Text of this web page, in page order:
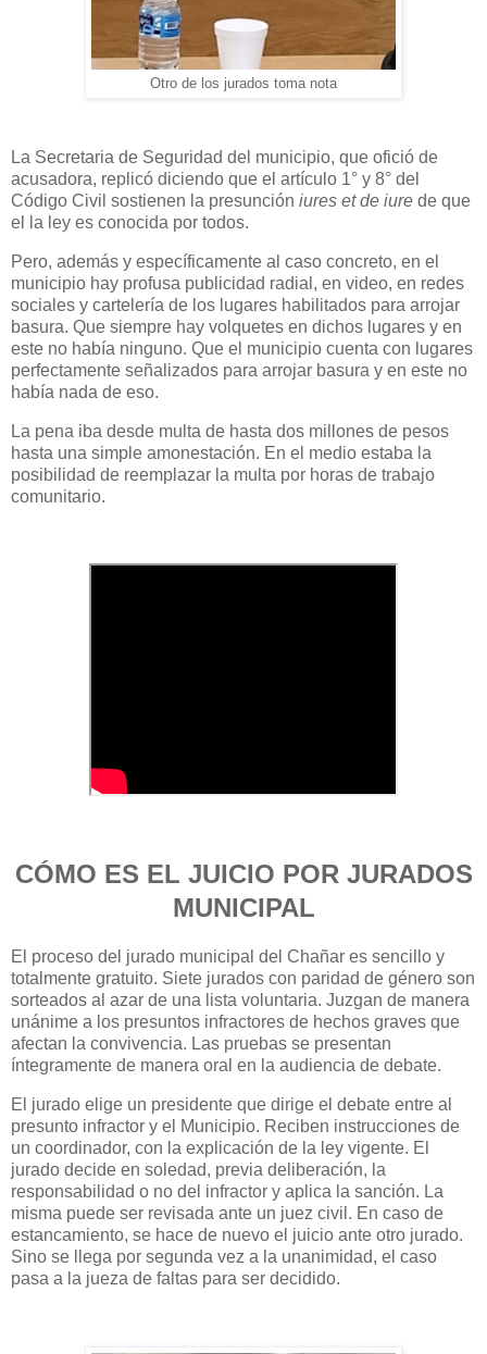
Otro de los jurados toma nota
La Secretaria de Seguridad del municipio, que ofició de
acusadora, replicó diciendo que el artículo 1° y 8° del
Código Civil sostienen la presunción iures et de iure de que
el la ley es conocida por todos.
Pero, además y específicamente al caso concreto, en el
municipio hay profusa publicidad radial, en video, en redes
sociales y cartelería de los lugares habilitados para arrojar
basura. Que siempre hay volquetes en dichos lugares y en
este no había ninguno. Que el municipio cuenta con lugares
perfectamente señalizados para arrojar basura y en este no
había nada de eso.
La pena iba desde multa de hasta dos millones de pesos
hasta una simple amonestación. En el medio estaba la
posibilidad de reemplazar la multa por horas de trabajo
comunitario.
CÓMO ES EL JUICIO POR JURADOS
MUNICIPAL
El proceso del jurado municipal del Chañar es sencillo y
totalmente gratuito. Siete jurados con paridad de género son
sorteados al azar de una lista voluntaria. Juzgan de manera
unánime a los presuntos infractores de hechos graves que
afectan la convivencia. Las pruebas se presentan
íntegramente de manera oral en la audiencia de debate.
El jurado elige un presidente que dirige el debate entre al
presunto infractor y el Municipio. Reciben instrucciones de
un coordinador, con la explicación de la ley vigente. El
jurado decide en soledad, previa deliberación, la
responsabilidad o no del infractor y aplica la sanción. La
misma puede ser revisada ante un juez civil. En caso de
estancamiento, se hace de nuevo el juicio ante otro jurado.
Sino se llega por segunda vez a la unanimidad, el caso
pasa a la jueza de faltas para ser decidido.